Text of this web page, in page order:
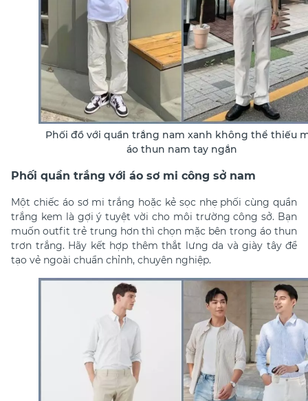
Phối đồ với quần trắng nam xanh không thể thiếu
áo thun nam tay ngắn
Phối quần trắng với áo sơ mi công sở nam
Một chiếc áo sơ mi trắng hoặc kẻ sọc nhẹ phối cùng quần
trắng kem là gợi ý tuyệt vời cho môi trường công sở. Bạn
muốn outfit trẻ trung hơn thì chọn mặc bên trong áo thun
trơn trắng. Hãy kết hợp thêm thắt lưng da và giày tây để
tạo vẻ ngoài chuẩn chỉnh, chuyên nghiệp.